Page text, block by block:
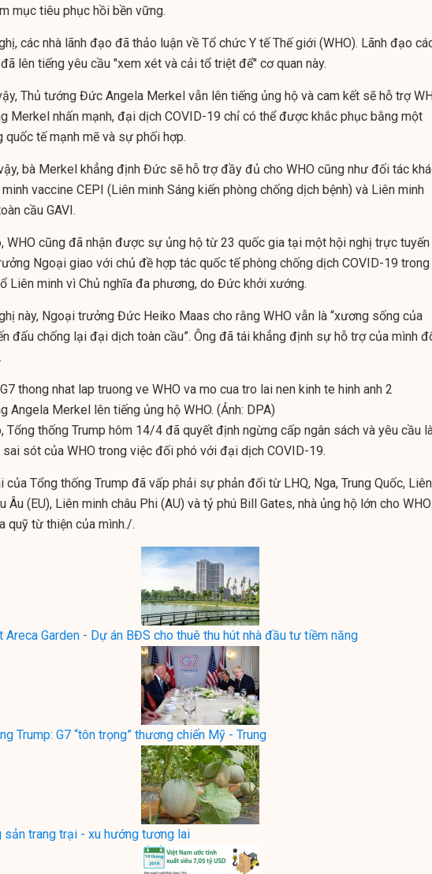
mục tiêu phục hồi bền vững.
các nhà lãnh đạo đã thảo luận về Tổ chức Y tế Thế giới (WHO). Lãnh đạo
lên tiếng yêu cầu "xem xét và cải tổ triệt để" cơ quan này.
Thủ tướng Đức Angela Merkel vẫn lên tiếng ủng hộ và cam kết sẽ hỗ trợ
Merkel nhấn mạnh, đại dịch COVID-19 chỉ có thể được khắc phục bằng một
quốc tế mạnh mẽ và sự phối hợp.
bà Merkel khẳng định Đức sẽ hỗ trợ đầy đủ cho WHO cũng như đối tác
vaccine CEPI (Liên minh Sáng kiến phòng chống dịch bệnh) và Liên minh
cầu GAVI.
WHO cũng đã nhận được sự ủng hộ từ 23 quốc gia tại một hội nghị trực tuyến
Ngoại giao với chủ đề hợp tác quốc tế phòng chống dịch COVID-19 trong
Liên minh vì Chủ nghĩa đa phương, do Đức khởi xướng.
này, Ngoại trưởng Đức Heiko Maas cho rằng WHO vẫn là “xương sống của
đấu chống lại đại dịch toàn cầu”. Ông đã tái khẳng định sự hỗ trợ của mình
Angela Merkel lên tiếng ủng hộ WHO. (Ảnh: DPA)
Tổng thống Trump hôm 14/4 đã quyết định ngừng cấp ngân sách và yêu cầu
sai sót của WHO trong việc đối phó với đại dịch COVID-19.
của Tổng thống Trump đã vấp phải sự phản đối từ LHQ, Nga, Trung Quốc, Liên
Âu (EU), Liên minh châu Phi (AU) và tỷ phú Bill Gates, nhà ủng hộ lớn cho WHO
quỹ từ thiện của mình./.
Areca Garden - Dự án BĐS cho thuê thu hút nhà đầu tư tiềm năng
Trump: G7 “tôn trọng” thương chiến Mỹ - Trung
sản trang trại - xu hướng tương lai